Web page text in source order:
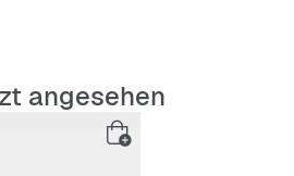
Leben und macht jeden Schritt
authentischen 3-Streifen aus
Branding auf der Zunge
angesehen